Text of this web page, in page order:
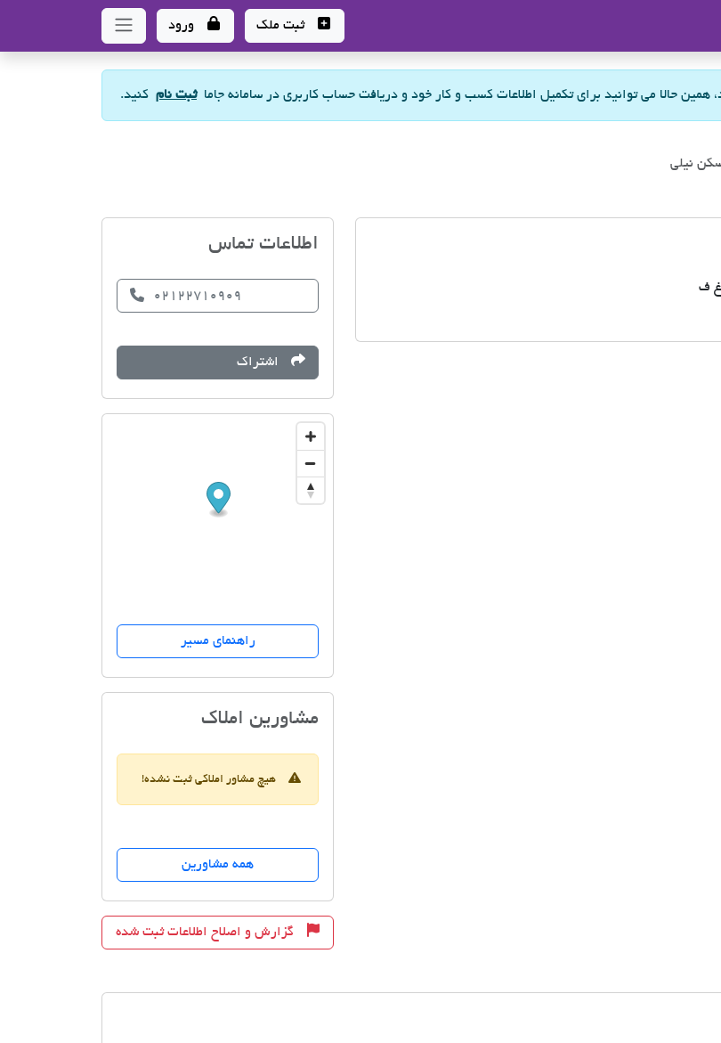
ثبت ملک ورود
همین حالا می توانید برای تکمیل اطلاعات کسب و کار خود و دریافت حساب کاربری در سامانه جاماثبت نام کنید.
نیلی
ف
اطلاعات تماس
02122710909
اشتراک
راهنمای مسیر
مشاورین املاکگروه مشاورین مسکن
هیچ مشاور املاکی ثبت نشده!
همه مشاورین
گزارش و اصلاح اطلاعات ثبت شده